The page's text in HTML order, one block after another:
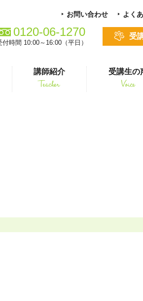
講師紹介
Teacher
受講生の
Voice
受
お問い合わせ よく
0120-06-1270
付時間 10:00～16:00（平日）